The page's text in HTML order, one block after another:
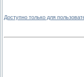
Доступно только для